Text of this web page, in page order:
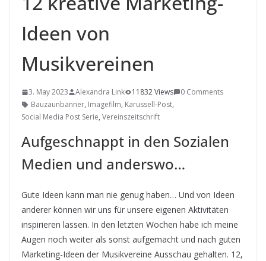
Ideen von
Musikvereinen
3. May 2023 Alexandra Link 11832 Views
0 Comments
Bauzaunbanner, Imagefilm, Karussell-Post,
Social Media Post Serie, Vereinszeitschrift
Aufgeschnappt in den Sozialen
Medien und anderswo…
Gute Ideen kann man nie genug haben… Und von Ideen
anderer können wir uns für unsere eigenen Aktivitäten
inspirieren lassen. In den letzten Wochen habe ich meine
Augen noch weiter als sonst aufgemacht und nach guten
Marketing-Ideen der Musikvereine Ausschau gehalten. 12,